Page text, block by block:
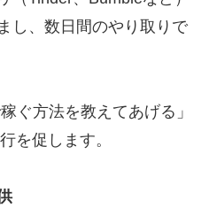
し、数日間のやり取りで
ぐ方法を教えてあげる」
を促します。